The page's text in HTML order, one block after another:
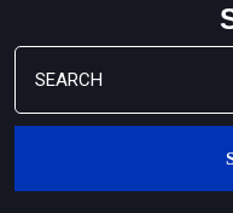
Search
for: